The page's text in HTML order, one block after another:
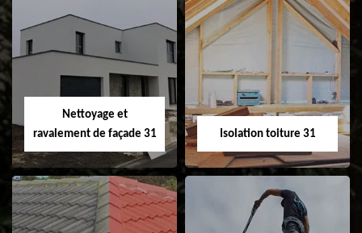
Pose et
changement de
fenêtre de toit et
Velux 31
Nettoyage et pose
Nettoyage et
ravalement de façade 31
Isolation toiture 31